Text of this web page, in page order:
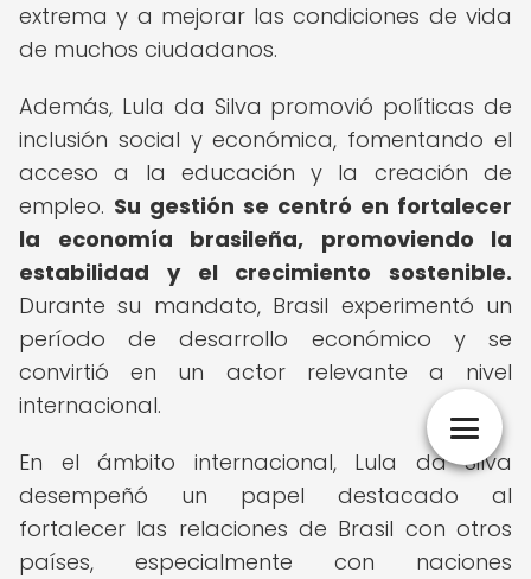
extrema y a mejorar las condiciones de vida
de muchos ciudadanos.
Además, Lula da Silva promovió políticas de
inclusión social y económica, fomentando el
acceso a la educación y la creación de
empleo. Su gestión se centró en fortalecer
la economía brasileña, promoviendo la
estabilidad y el crecimiento sostenible.
Durante su mandato, Brasil experimentó un
período de desarrollo económico y se
convirtió en un actor relevante a nivel
internacional.
En el ámbito internacional, Lula da Silva
desempeñó un papel destacado al
fortalecer las relaciones de Brasil con otros
países, especialmente con naciones